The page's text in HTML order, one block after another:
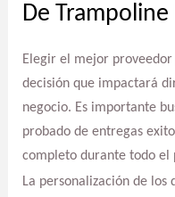
De Trampoline
Elegir el mejor
decisión que impactará
negocio. Es importante
probado de entregas
completo durante todo el
La personalización de los